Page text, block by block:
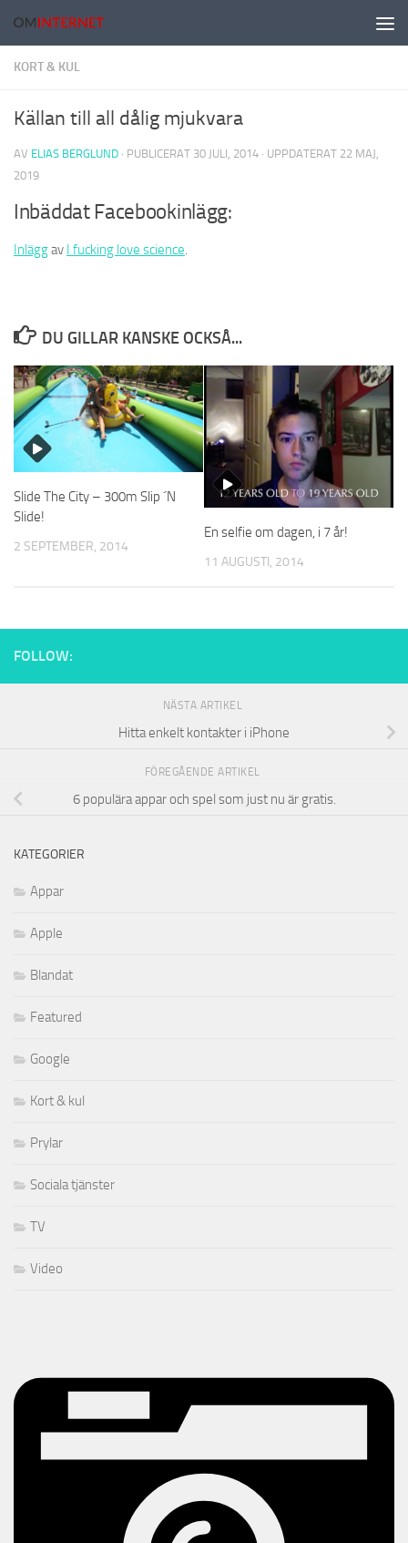
Hoppa till innehåll
KORT & KUL
Källan till all dålig mjukvara
AV ELIAS BERGLUND · PUBLICERAT 30 JULI, 2014 · UPPDATERAT 22 MAJ,
2019
Inbäddat Facebookinlägg:
Inläggav I fucking love science.
DU GILLAR KANSKE OCKSÅ...
Slide The City – 300m Slip ´N
Slide!
2 SEPTEMBER, 2014
En selfie om dagen, i 7 år!
11 AUGUSTI, 2014
FOLLOW:
NÄSTA ARTIKEL
Hitta enkelt kontakter i iPhone
FÖREGÅENDE ARTIKEL
6 populära appar och spel som just nu är gratis.
KATEGORIER
Appar
Apple
Blandat
Featured
Google
Kort & kul
Prylar
Sociala tjänster
TV
Video